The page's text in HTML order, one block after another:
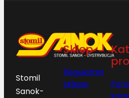
Stomil
Sanok-
Sklep
Regulamin
sklepu